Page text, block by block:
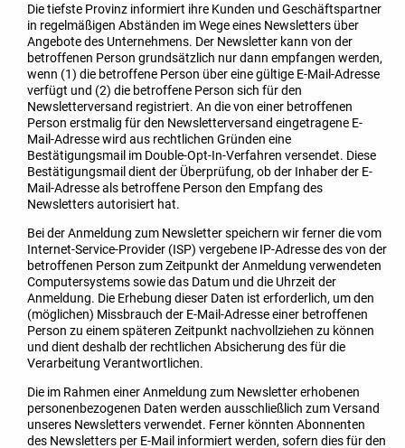
Die tiefste Provinz informiert ihre Kunden und Geschäftspartner
in regelmäßigen Abständen im Wege eines Newsletters über
Angebote des Unternehmens. Der Newsletter kann von der
betroffenen Person grundsätzlich nur dann empfangen werden,
wenn (1) die betroffene Person über eine gültige E-Mail-Adresse
verfügt und (2) die betroffene Person sich für den
Newsletterversand registriert. An die von einer betroffenen
Person erstmalig für den Newsletterversand eingetragene E-
Mail-Adresse wird aus rechtlichen Gründen eine
Bestätigungsmail im Double-Opt-In-Verfahren versendet. Diese
Bestätigungsmail dient der Überprüfung, ob der Inhaber der E-
Mail-Adresse als betroffene Person den Empfang des
Newsletters autorisiert hat.
Bei der Anmeldung zum Newsletter speichern wir ferner die vom
Internet-Service-Provider (ISP) vergebene IP-Adresse des von der
betroffenen Person zum Zeitpunkt der Anmeldung verwendeten
Computersystems sowie das Datum und die Uhrzeit der
Anmeldung. Die Erhebung dieser Daten ist erforderlich, um den
(möglichen) Missbrauch der E-Mail-Adresse einer betroffenen
Person zu einem späteren Zeitpunkt nachvollziehen zu können
und dient deshalb der rechtlichen Absicherung des für die
Verarbeitung Verantwortlichen.
Die im Rahmen einer Anmeldung zum Newsletter erhobenen
personenbezogenen Daten werden ausschließlich zum Versand
unseres Newsletters verwendet. Ferner könnten Abonnenten
des Newsletters per E-Mail informiert werden, sofern dies für den